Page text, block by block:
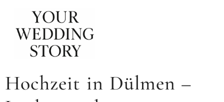
Hochzeit in Dülmen –